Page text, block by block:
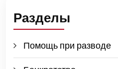
Разделы
Помощь при разводе